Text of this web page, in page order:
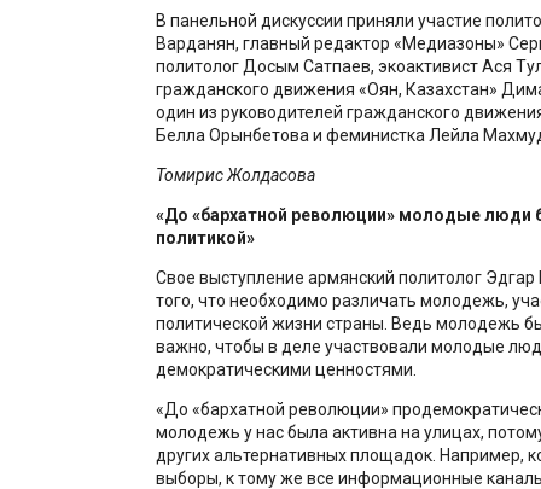
В панельной дискуссии приняли участие
Варданян, главный редактор «Медиазоны»
политолог Досым Сатпаев, экоактивист Ася
гражданского движения «Оян, Казахстан»
один из руководителей гражданского
Белла Орынбетова и феминистка Лейла
Томирис Жолдасова
«До «бархатной революции» молодые люди
политикой»
Свое выступление армянский политолог
того, что необходимо различать молодежь,
политической жизни страны. Ведь молодежь
важно, чтобы в деле участвовали молодые
демократическими ценностями.
«До «бархатной революции»
молодежь у нас была активна на улицах,
других альтернативных площадок. Например,
выборы, к тому же все информационные